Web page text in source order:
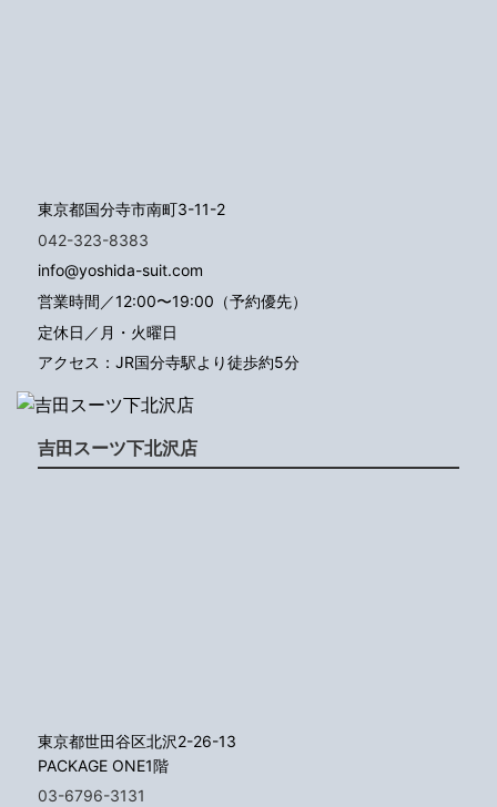
東京都国分寺市南町3-11-2
042-323-8383
info@yoshida-suit.com
営業時間／12:00〜19:00（予約優先）
定休日／月・火曜日
アクセス：JR国分寺駅より徒歩約5分
吉田スーツ下北沢店
東京都世田谷区北沢2-26-13
PACKAGE ONE1階
03-6796-3131